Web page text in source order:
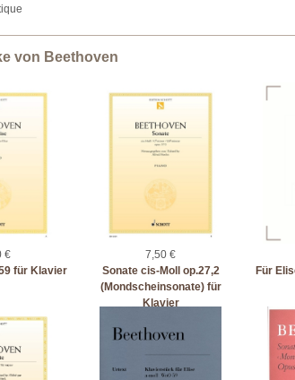
von Beethoven
€
für Klavier
7,50 €
Sonate cis-Moll op.27,2
(Mondscheinsonate) für
Klavier
Für